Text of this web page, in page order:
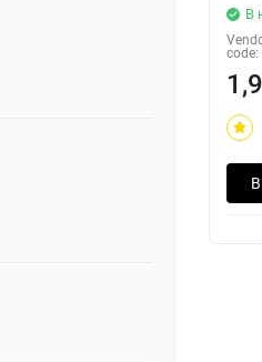
В
code: